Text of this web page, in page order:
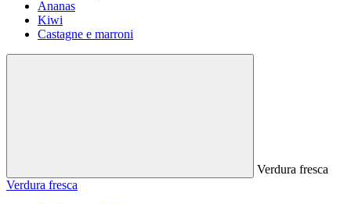
Ananas
Kiwi
Castagne e marroni
Verdura fresca
Verdura fresca